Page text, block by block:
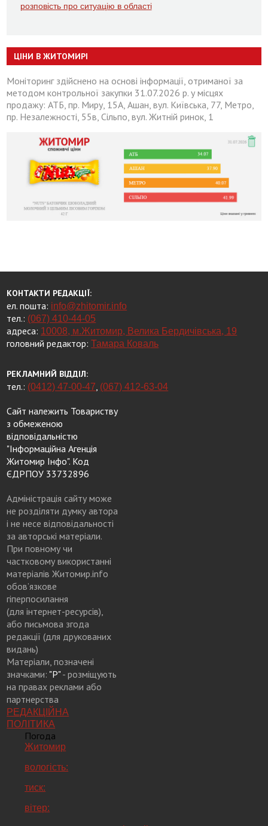
розповість про ситуацію в області
ЦІНИ В ЖИТОМИРІ
Моніторинг здійснено на основі інформації, отриманої за
методом контрольної закупки 31.07.2026 р. у місцях
продажу: АТБ, пр. Миру, 15А, Ашан, вул. Київська, 77, Метро,
пр. Незалежності, 55в, Сільпо, вул. Житній ринок, 1
КОНТАКТИ РЕДАКЦІЇ:
ел. пошта: info@zhitomir.info
тел.: (067) 410-44-05
адреса: 10008, м.Житомир, Велика Бердичівська, 19
головний редактор:Тамара Коваль
РЕКЛАМНИЙ ВІДДІЛ:
тел.: (0412) 47-00-47, (067) 412-63-04
Сайт належить Товариству
з обмеженою
відповідальністю
"Інформаційна Агенція
Житомир Інфо". Код
ЄДРПОУ 33732896
Адміністрація сайту може
не розділяти думку автора
і не несе відповідальності
за авторські матеріали.
При повному чи
частковому використанні
матеріалів Житомир.info
обов’язкове
гіперпосилання
(для інтернет-ресурсів),
або письмова згода
редакції (для друкованих
видань)
Матеріали, позначені
значками: "Р"- розміщують
на правах реклами або
партнерства
РЕДАКЦІЙНА
ПОЛІТИКА
Погода
Житомир
вологість:
тиск:
вітер: